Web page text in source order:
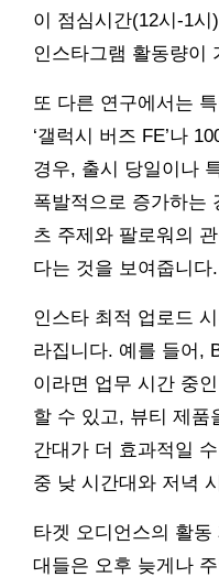
이 점심시간(12시-1시
인스타그램 활동량이
또 다른 연구에서는
‘갤럭시 버즈 FE’나
경우, 출시 당일이나
폭발적으로 증가하는
츠 주제와 팔로워의
다는 것을 보여줍니다.
인스타 최적 업로드
라집니다. 예를 들어,
이라면 업무 시간 중
할 수 있고, 뷰티 제품
간대가 더 효과적일
중 낮 시간대와 저녁
타겟 오디언스의 활
대들은 오후 늦게나